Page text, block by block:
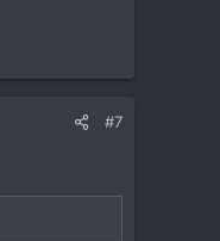
#7